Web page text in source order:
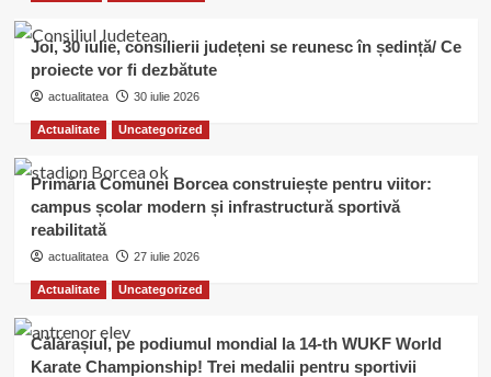
Joi, 30 iulie, consilierii județeni se reunesc în ședință/ Ce
proiecte vor fi dezbătute
actualitatea 30 iulie 2026
Actualitate Uncategorized
Primăria Comunei Borcea construiește pentru viitor:
campus școlar modern și infrastructură sportivă
reabilitată
actualitatea 27 iulie 2026
Actualitate Uncategorized
Călărașiul, pe podiumul mondial la 14-th WUKF World
Karate Championship! Trei medalii pentru sportivii